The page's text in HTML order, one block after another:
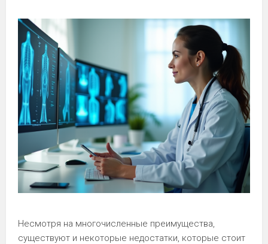
Несмотря на многочисленные преимущества,
существуют и некоторые недостатки, которые стоит